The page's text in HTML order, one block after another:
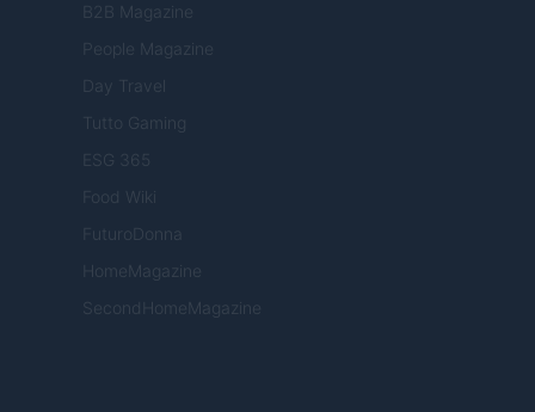
B2B Magazine
People Magazine
Day Travel
Tutto Gaming
ESG 365
Food Wiki
FuturoDonna
HomeMagazine
SecondHomeMagazine